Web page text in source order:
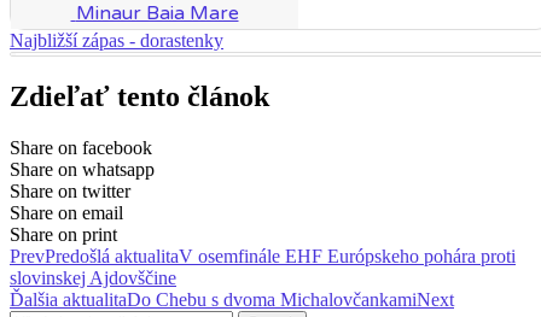
Minaur Baia Mare
Najbližší zápas - dorastenky
Zdieľať tento článok
Share on facebook
Share on whatsapp
Share on twitter
Share on email
Share on print
PrevPredošlá aktualitaV osemfinále EHF Európskeho pohára proti
slovinskej Ajdovščine
Ďalšia aktualitaDo Chebu s dvoma MichalovčankamiNext